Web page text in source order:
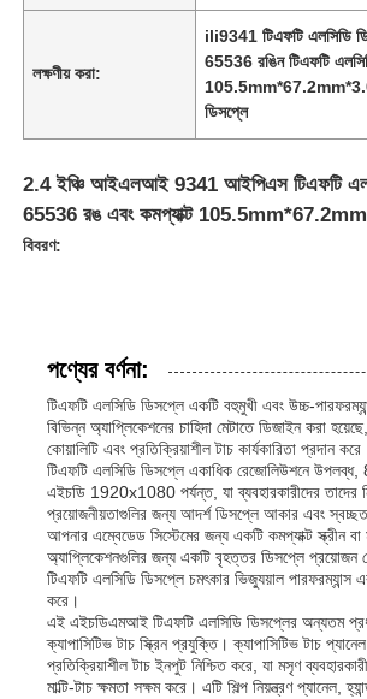
লক্ষণীয় করা:
ili9341 টিএফটি এলসিডি
65536 রঙিন টিএফটি
ডিসপ্লে
2.4 ইঞ্চি আইএলআই 9341 আইপিএস টিএফটি
65536 রঙ এবং কমপ্যাক্ট
বিবরণ:
পণ্যের বর্ণনা:
টিএফটি এলসিডি ডিসপ্লে একটি বহুমুখী এবং উচ্চ-
বিভিন্ন অ্যাপ্লিকেশনের চাহিদা মেটাতে ডিজাইন করা
কোয়ালিটি এবং প্রতিক্রিয়াশীল টাচ কার্যকারিতা প্রদান
টিএফটি এলসিডি ডিসপ্লে একাধিক রেজোলিউশনে
এইচডি 1920x1080 পর্যন্ত, যা ব্যবহারকারীদের তাদের
প্রয়োজনীয়তাগুলির জন্য আদর্শ ডিসপ্লে আকার এবং স্বচ্ছতা
আপনার এম্বেডেড সিস্টেমের জন্য একটি কমপ্যাক্ট স্ক্রীন বা
অ্যাপ্লিকেশনগুলির জন্য একটি বৃহত্তর ডিসপ্লে প্রয়োজন
টিএফটি এলসিডি ডিসপ্লে চমৎকার ভিজ্যুয়াল পারফরম্যান্স
করে।
এই এইচডিএমআই টিএফটি এলসিডি ডিসপ্লের অন্যতম
ক্যাপাসিটিভ টাচ স্ক্রিন প্রযুক্তি। ক্যাপাসিটিভ টাচ
প্রতিক্রিয়াশীল টাচ ইনপুট নিশ্চিত করে, যা মসৃণ
মাল্টি-টাচ ক্ষমতা সক্ষম করে। এটি শিল্প নিয়ন্ত্রণ প্যানেল,